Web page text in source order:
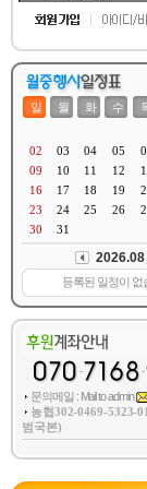
문의메일 : Mail to admin
농협302-0469-5323-
범국본)